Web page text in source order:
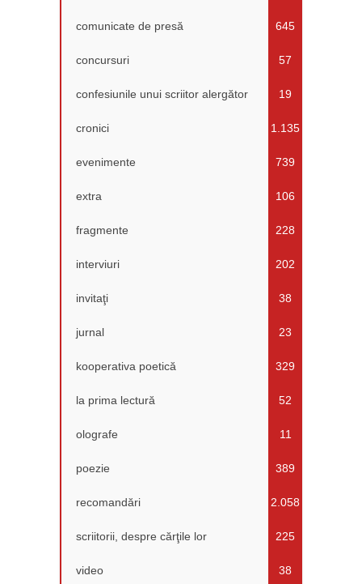
comunicate de presă 645
concursuri 57
confesiunile unui scriitor alergător 19
cronici 1.135
evenimente 739
extra 106
fragmente 228
interviuri 202
invitaţi 38
jurnal 23
kooperativa poetică 329
la prima lectură 52
olografe 11
poezie 389
recomandări 2.058
scriitorii, despre cărţile lor 225
video 38